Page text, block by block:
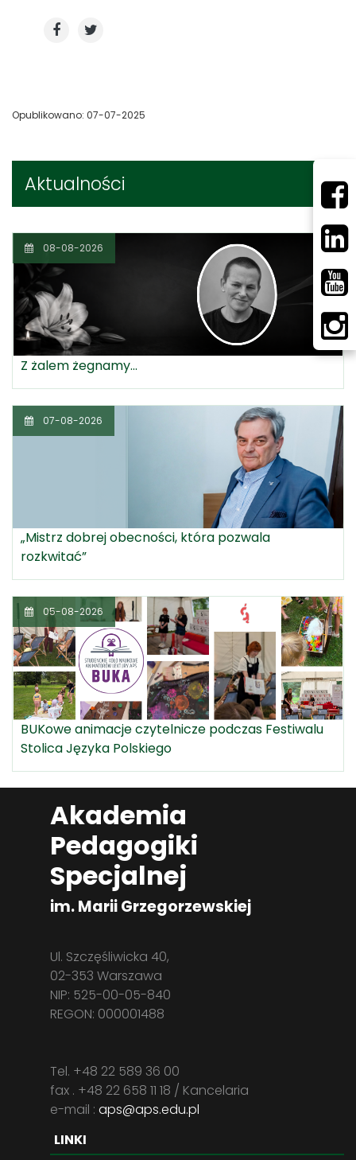
Aktualności
08-08-2026
Z żalem żegnamy...
07-08-2026
„Mistrz dobrej obecności, która pozwala
rozkwitać”
05-08-2026
BUKowe animacje czytelnicze podczas Festiwalu
Stolica Języka Polskiego
Opublikowano: 07-07-2025
Akademia
Pedagogiki
Specjalnej
im. Marii Grzegorzewskiej
Ul. Szczęśliwicka 40,
02-353 Warszawa
NIP: 525-00-05-840
REGON: 000001488
Tel. +48 22 589 36 00
fax . +48 22 658 11 18 / Kancelaria
e-mail : aps@aps.edu.pl
LINKI